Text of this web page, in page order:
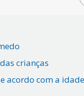
crianças
acordo com a